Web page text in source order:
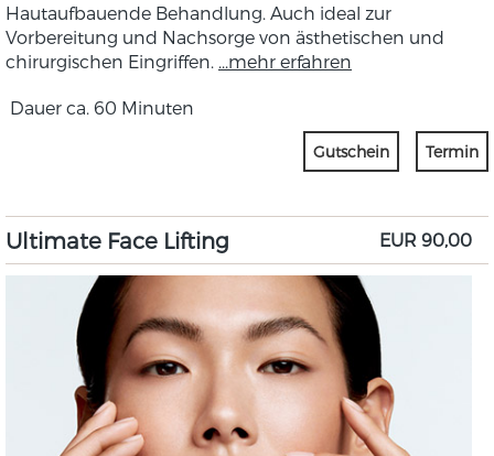
Hautaufbauende Behandlung. Auch ideal zur
Vorbereitung und Nachsorge von ästhetischen und
chirurgischen Eingriffen. ...mehr erfahren
Dauer ca. 60 Minuten
Gutschein Termin
Ultimate Face Lifting EUR 90,00